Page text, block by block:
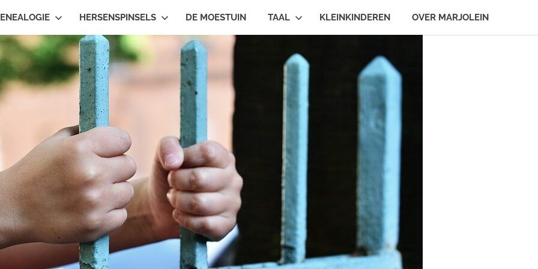
HERSENSPINSELS DE MOESTUIN TAAL KLEINKINDEREN OVER MARJOLEIN